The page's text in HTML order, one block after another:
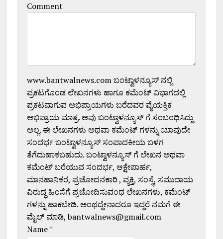
Comment
www.bantwalnews.com ಬಂಟ್ವಾಳನ್ಯೂಸ್ ನಲ್ಲಿ
ಪ್ರಕಟಗೊಂಡ ಲೇಖನಗಳು ಹಾಗೂ ಕಮೆಂಟ್ ವಿಭಾಗದಲ್ಲಿ
ಪ್ರಕಟವಾಗುವ ಅಭಿಪ್ರಾಯಗಳು ಬರೆದವರ ವೈಯಕ್ತಿಕ
ಅಭಿಪ್ರಾಯ ಮಾತ್ರ. ಅವು ಬಂಟ್ವಾಳನ್ಯೂಸ್ ಗೆ ಸಂಬಂಧಿಸಿದ್ದು
ಅಲ್ಲ. ಈ ಲೇಖನಗಳು ಅಥವಾ ಕಮೆಂಟ್ ಗಳನ್ನು ಯಾವುದೇ
ಸಂದರ್ಭ ಬಂಟ್ವಾಳನ್ಯೂಸ್ ಸಂಪಾದಕೀಯ ಬಳಗ
ತೆಗೆದುಹಾಕಬಹುದು. ಬಂಟ್ವಾಳನ್ಯೂಸ್ ಗೆ ಲೇಖನ ಅಥವಾ
ಕಮೆಂಟ್ ಬರೆಯುವ ಸಂದರ್ಭ, ಆಕ್ಷೇಪಾರ್ಹ,
ಮಾನಹಾನಿಕರ, ಪ್ರಚೋದನಕಾರಿ , ವ್ಯಕ್ತಿ, ಸಂಸ್ಥೆ, ಸಮುದಾಯ
ವಿರುದ್ಧ ಹಿಂಸೆಗೆ ಪ್ರಚೋದಿಸುವಂಥ ಲೇಖನಗಳು, ಕಮೆಂಟ್
ಗಳನ್ನು ಹಾಕಬೇಡಿ. ಅಂಥದ್ದೇನಾದರೂ ಇದ್ದರೆ ನಮಗೆ ಈ
ಮೈಲ್ ಮಾಡಿ, bantwalnews@gmail.com
Name*